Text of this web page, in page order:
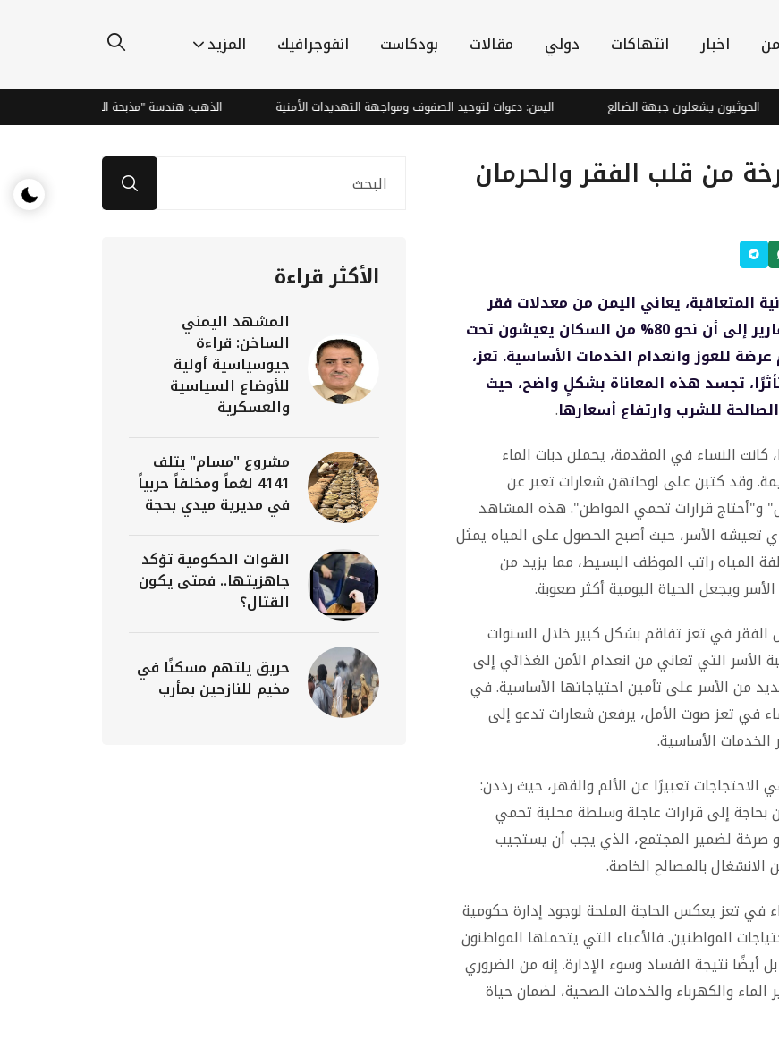
اخبار انتهاكات دولي مقالات بودكاست انفوجرافيك المزيد
الحوثيون يشعلون جبهة الضالع اليمن: دعوات لتوحيد الصفوف ومواجهة التهديدات الأمنية الذهب: هندسة "مذبحة الدببة" وصعود صاروخي
من قلب الفقر والحرمان
المتعاقبة، يعاني اليمن من معدلات فقر
مرتفعة، حيث تشير التقارير إلى أن نحو 80% من السكان يعيشون تحت
للعوز وانعدام الخدمات الأساسية. تعز،
تجسد هذه المعاناة بشكلٍ واضح، حيث
للشرب وارتفاع أسعارها.
النساء في المقدمة، يحملن دبات الماء
وقد كتبن على لوحاتهن شعارات تعبر عن
و"أحتاج قرارات تحمي المواطن". هذه المشاهد
تعيشه الأسر، حيث أصبح الحصول على المياه يمثل
المياه راتب الموظف البسيط، مما يزيد من
ويجعل الحياة اليومية أكثر صعوبة.
في تعز تفاقم بشكل كبير خلال السنوات
الأسر التي تعاني من انعدام الأمن الغذائي إلى
من الأسر على تأمين احتياجاتها الأساسية. في
في تعز صوت الأمل، يرفعن شعارات تدعو إلى
الخدمات الأساسية.
الاحتجاجات تعبيرًا عن الألم والقهر، حيث رددن:
بحاجة إلى قرارات عاجلة وسلطة محلية تحمي
صرخة لضمير المجتمع، الذي يجب أن يستجيب
الانشغال بالمصالح الخاصة.
في تعز يعكس الحاجة الملحة لوجود إدارة حكومية
المواطنين. فالأعباء التي يتحملها المواطنون
أيضًا نتيجة الفساد وسوء الإدارة. إنه من الضروري
والكهرباء والخدمات الصحية، لضمان حياة
الأكثر قراءة
المشهد اليمني
الساخن: قراءة
جيوسياسية أولية
للأوضاع السياسية
والعسكرية
مشروع "مسام" يتلف
4141 لغماً ومخلفاً حربياً
في مديرية ميدي بحجة
القوات الحكومية تؤكد
جاهزيتها.. فمتى يكون
القتال؟
حريق يلتهم مسكنًا في
مخيم للنازحين بمأرب